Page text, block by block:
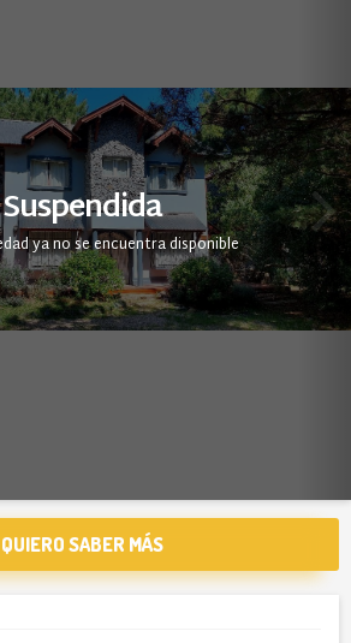
Suspendida
QUIERO SABER MÁS